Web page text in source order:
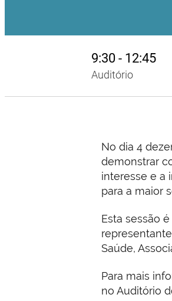
9:30 - 12:45
Auditório
No dia 4
demonstrar
interesse e a
para a maior
Esta sessão
Saúde,
Para mais
no Auditório